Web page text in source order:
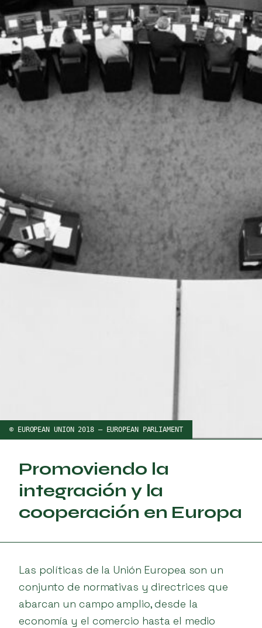
© EUROPEAN UNION 2018 – EUROPEAN PARLIAMENT
Promoviendo la
integración y la
cooperación en Europa
Las políticas de la Unión Europea son un
conjunto de normativas y directrices que
abarcan un campo amplio, desde la
economía y el comercio hasta el medio